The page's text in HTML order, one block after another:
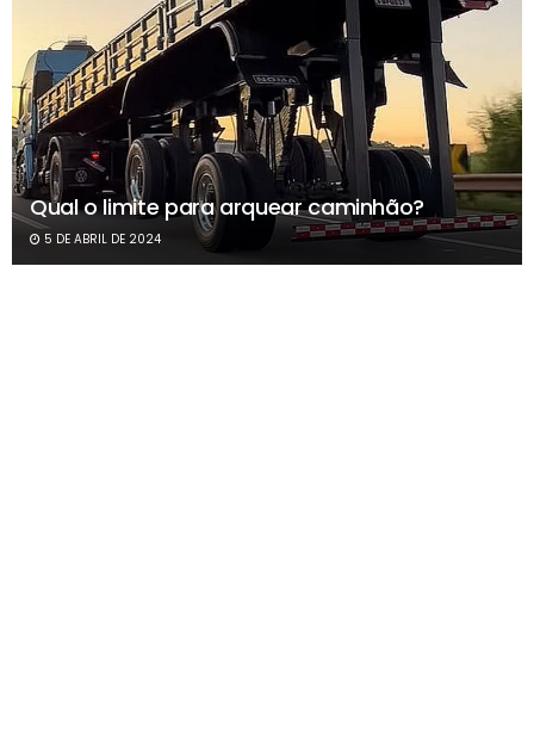
Qual o limite para arquear caminhão?
5 DE ABRIL DE 2024